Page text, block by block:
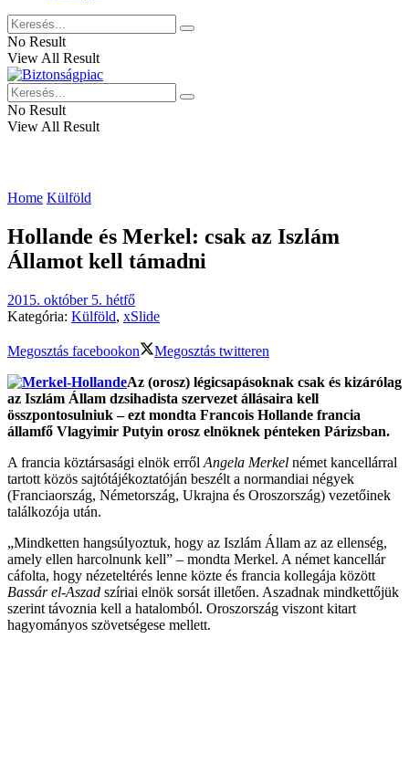
No Result
View All Result
No Result
View All Result
Home Külföld
Hollande és Merkel: csak az Iszlám
Államot kell támadni
2015. október 5. hétfő
Kategória: Külföld, xSlide
Megosztás facebookon
Megosztás twitteren
Az (orosz) légicsapásoknak csak és kizárólag
az Iszlám Állam dzsihadista szervezet állásaira kell
összpontosulniuk – ezt mondta Francois Hollande francia
államfő Vlagyimir Putyin orosz elnöknek pénteken Párizsban.
A francia köztársasági elnök erről Angela Merkel német kancellárral
tartott közös sajtótájékoztatóján beszélt a normandiai négyek
(Franciaország, Németország, Ukrajna és Oroszország) vezetőinek
találkozója után.
„Mindketten hangsúlyoztuk, hogy az Iszlám Állam az az ellenség,
amely ellen harcolnunk kell” – mondta Merkel. A német kancellár
cáfolta, hogy nézeteltérés lenne közte és francia kollegája között
Bassár el-Aszad szíriai elnök sorsát illetően. Aszadnak mindkettőjük
szerint távoznia kell a hatalomból. Oroszország viszont kitart
hagyományos szövetségese mellett.